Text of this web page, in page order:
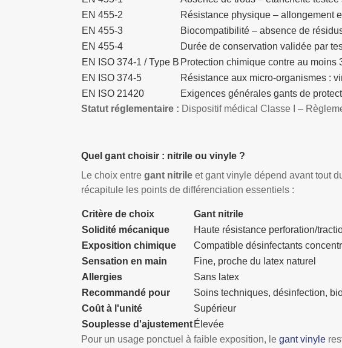
EN 455-2
Résistance physique – allongement
EN 455-3
Biocompatibilité – absence de
EN 455-4
Durée de conservation validée par
EN ISO 374-1 / Type B Protection chimique contre au moins
EN ISO 374-5
Résistance aux micro-organismes :
EN ISO 21420
Exigences générales gants de
Statut réglementaire : Dispositif médical Classe I –
Quel gant choisir : nitrile ou vinyle ?
Le choix entregant nitrile et gant vinyle dépend avant tout
récapitule les points de différenciation essentiels :
Critère de choix Gant nitrile
Solidité mécanique
Haute résistance perforation/
Exposition chimique
Compatible désinfectants
Sensation en main
Fine, proche du latex naturel
Allergies
Sans latex
Recommandé pour
Soins techniques, désinfection,
Coût à l'unité
Supérieur
Souplesse d'ajustement Élevée
Pour un usage ponctuel à faible exposition, legant vinyle